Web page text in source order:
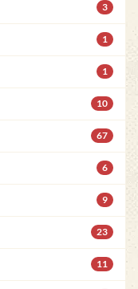
3
1
1
10
67
6
9
23
11